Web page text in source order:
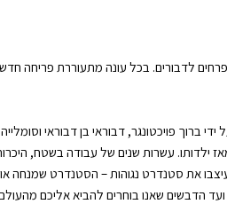
לדבורים. בכל עונה מתעוררת פריחה
ידי ברוך פויכטונגר, דבוראי בן דבוראי
ילדותו. עשרות שנים של עבודה בשטח,
עיצבו את סטנדרט נגוהות – הסטנדרט שמנחה
הדבשים שאנו בוחרים להביא אליכם